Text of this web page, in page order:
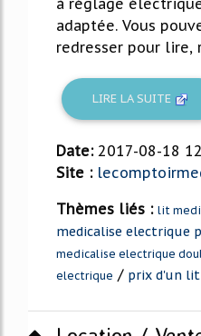
adaptée. Vous
redresser pour lire,
LIRE LA SUITE
Date: 2017-08-18
Site :
Thèmes liés : lit
medicalise electrique
medicalise electrique
electrique / prix d'un